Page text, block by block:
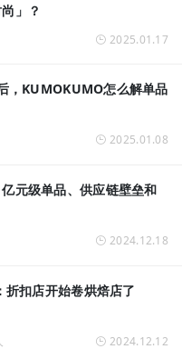
」？
2025.01.17
，KUMOKUMO怎么解单品
2025.01.08
元级单品、供应链壁垒和
2024.12.18
扣店开始卷烘焙店了
2024.12.12